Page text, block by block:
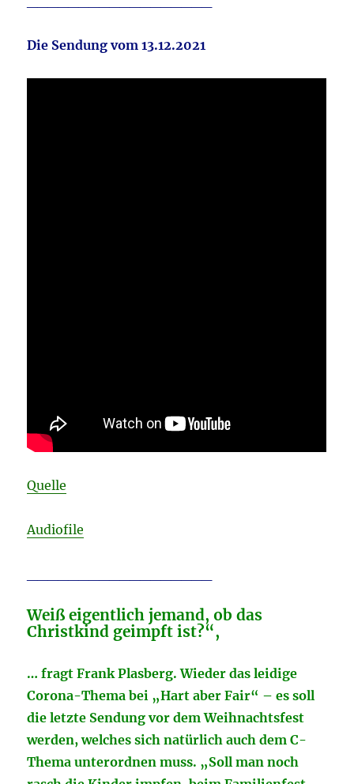
Die Sendung vom 13.12.2021
Quelle
Audiofile
Weiß eigentlich jemand, ob das
Christkind geimpft ist?“,
… fragt Frank Plasberg. Wieder das leidige
Corona-Thema bei „Hart aber Fair“ – es soll
die letzte Sendung vor dem Weihnachtsfest
werden, welches sich natürlich auch dem C-
Thema unterordnen muss. „Soll man noch